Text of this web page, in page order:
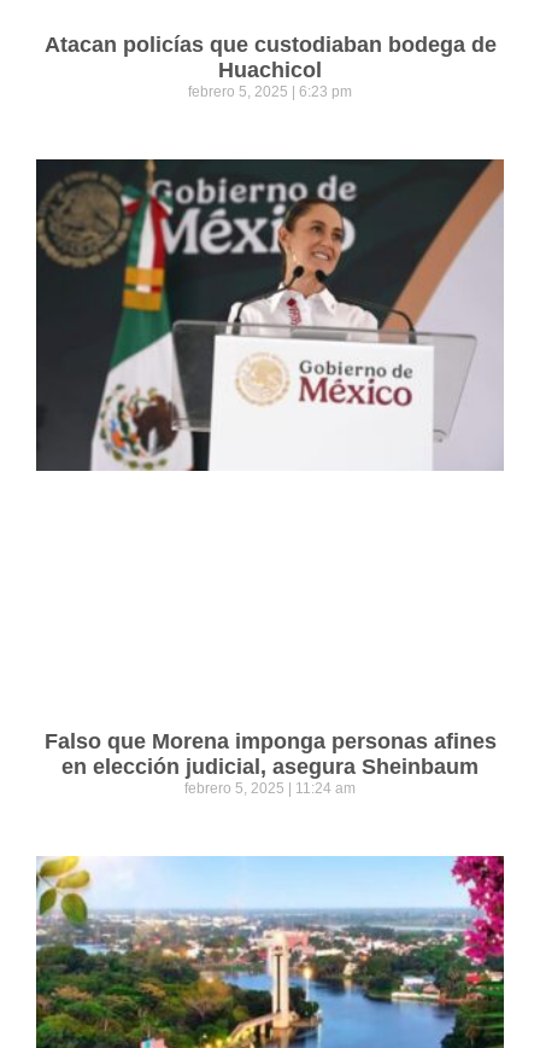
Atacan policías que custodiaban bodega de
Huachicol
febrero 5, 2025 6:23 pm
Falso que Morena imponga personas afines
en elección judicial, asegura Sheinbaum
febrero 5, 2025 11:24 am